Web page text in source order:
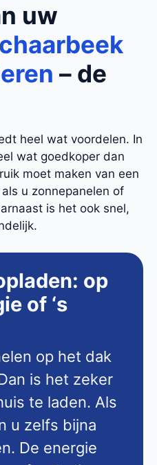
uw
– de
heel wat voordelen. In
wat goedkoper dan
moet maken van een
u zonnepanelen of
is het ook snel,
op
of ‘s
op het dak
is het zeker
te laden. Als
u zelfs bijna
De energie